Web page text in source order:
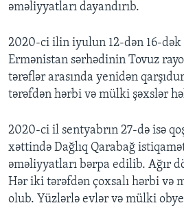
əməliyyatları dayandırıb.
2020-ci ilin iyulun 12-dən 16-dək
Ermənistan sərhədinin Tovuz
tərəflər arasında yenidən
tərəfdən hərbi və mülki şəxslər
​2020-ci il sentyabrın 27-də isə
xəttində Dağlıq Qarabağ
əməliyyatları bərpa edilib. Ağır
Hər iki tərəfdən çoxsalı hərbi və
olub. Yüzlərlə evlər və mülki